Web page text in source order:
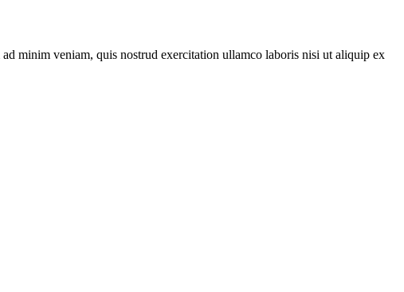
minim veniam, quis nostrud exercitation ullamco laboris nisi ut aliquip ex